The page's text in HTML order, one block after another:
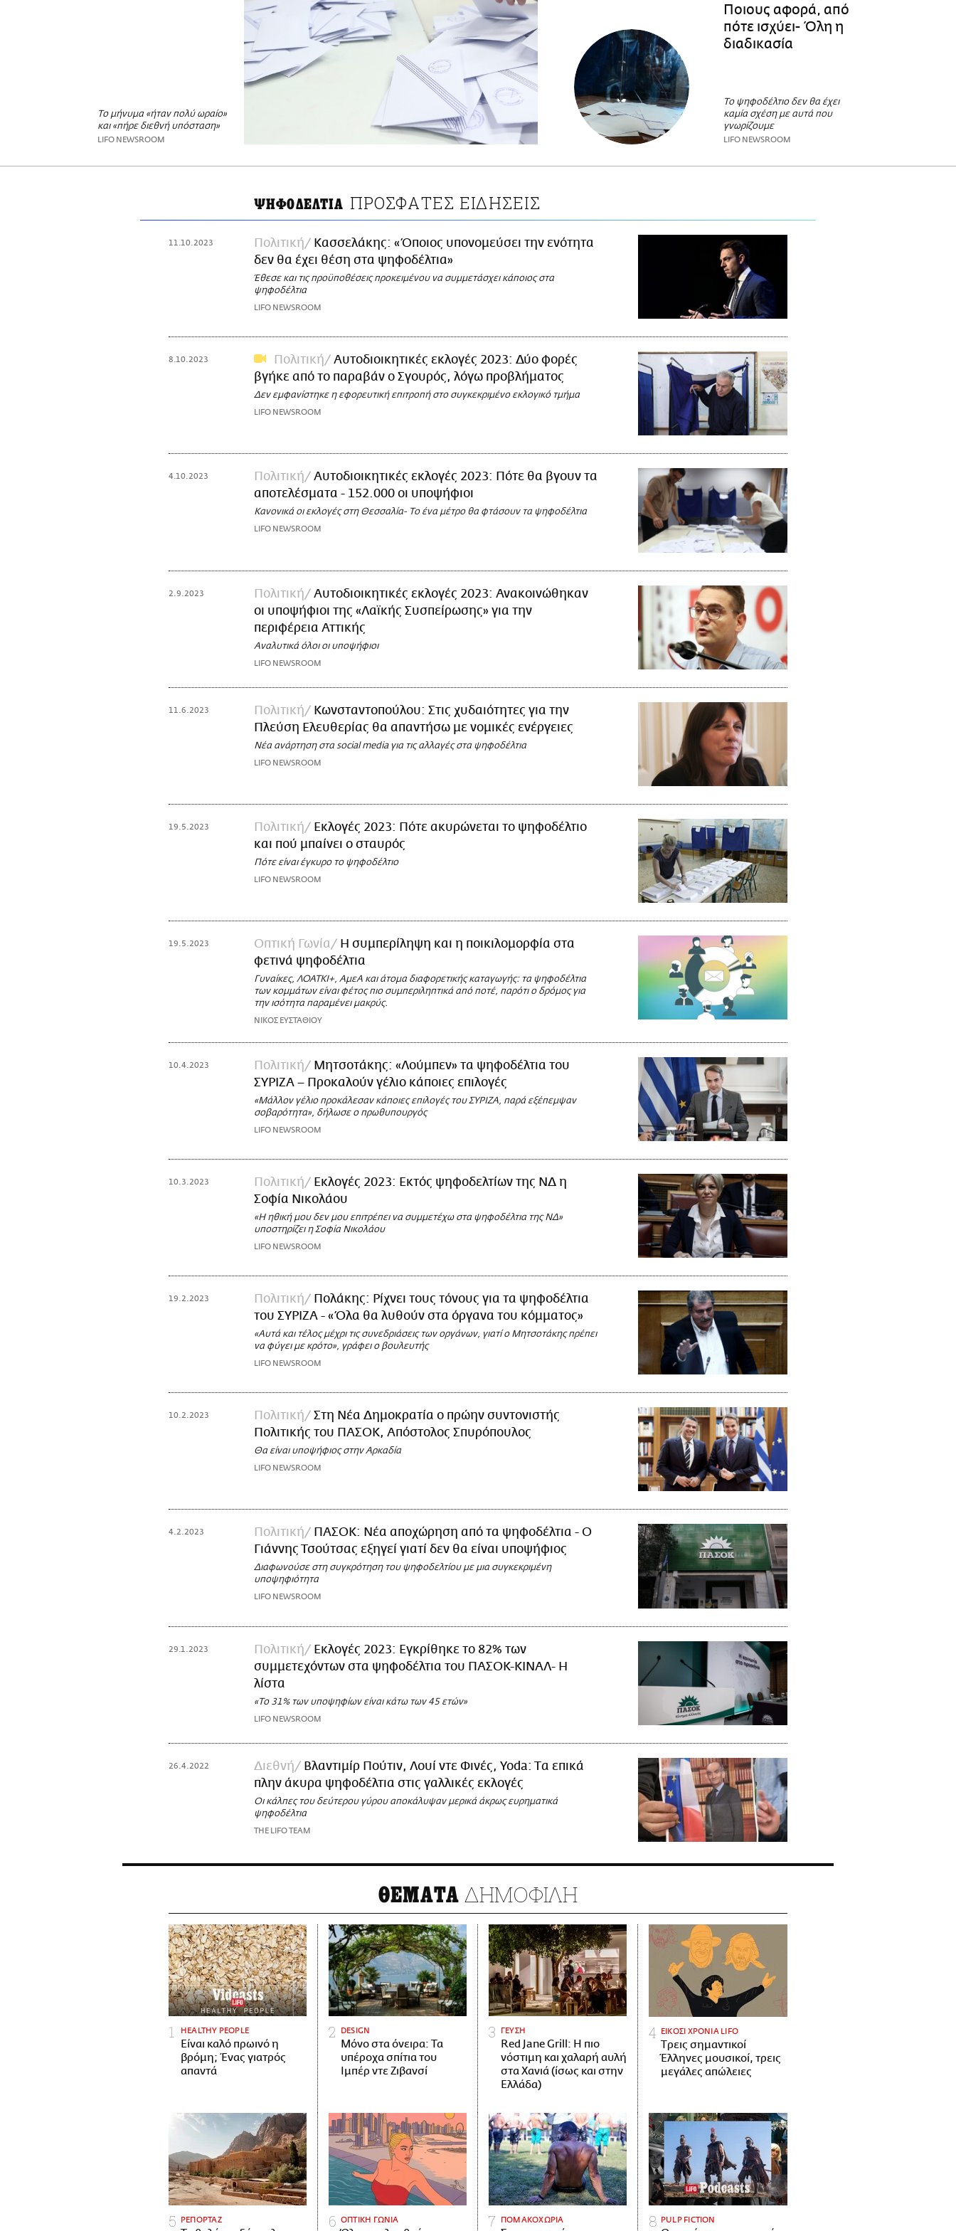
Το μήνυμα «ήταν πολύ ωραίο»
και «πήρε διεθνή υπόσταση»
LIFO NEWSROOM
Ποιους αφορά, από
πότε ισχύει- Όλη η
διαδικασία
Το ψηφοδέλτιο δεν θα έχει
καμία σχέση με αυτά που
γνωρίζουμε
LIFO NEWSROOM
ΨΗΦΟΔΕΛΤΙΑ ΠΡΟΣΦΑΤΕΣ ΕΙΔΗΣΕΙΣ
11.10.2023 Πολιτική
Κασσελάκης: «Όποιος υπονομεύσει την ενότητα
δεν θα έχει θέση στα ψηφοδέλτια»
Έθεσε και τις προϋποθέσεις προκειμένου να συμμετάσχει κάποιος στα
ψηφοδέλτια
LIFO NEWSROOM
8.10.2023 Πολιτική
Αυτοδιοικητικές εκλογές 2023: Δύο φορές
βγήκε από το παραβάν ο Σγουρός, λόγω προβλήματος
Δεν εμφανίστηκε η εφορευτική επιτροπή στο συγκεκριμένο εκλογικό τμήμα
LIFO NEWSROOM
4.10.2023 Πολιτική
Αυτοδιοικητικές εκλογές 2023: Πότε θα βγουν τα
αποτελέσματα - 152.000 οι υποψήφιοι
Κανονικά οι εκλογές στη Θεσσαλία- Το ένα μέτρο θα φτάσουν τα ψηφοδέλτια
LIFO NEWSROOM
2.9.2023 Πολιτική
Αυτοδιοικητικές εκλογές 2023: Ανακοινώθηκαν
οι υποψήφιοι της «Λαϊκής Συσπείρωσης» για την
περιφέρεια Αττικής
Αναλυτικά όλοι οι υποψήφιοι
LIFO NEWSROOM
11.6.2023 Πολιτική
Κωνσταντοπούλου: Στις χυδαιότητες για την
Πλεύση Ελευθερίας θα απαντήσω με νομικές ενέργειες
Νέα ανάρτηση στα social media για τις αλλαγές στα ψηφοδέλτια
LIFO NEWSROOM
19.5.2023 Πολιτική
Εκλογές 2023: Πότε ακυρώνεται το ψηφοδέλτιο
και πού μπαίνει ο σταυρός
Πότε είναι έγκυρο το ψηφοδέλτιο
LIFO NEWSROOM
19.5.2023 Οπτική Γωνία
Η συμπερίληψη και η ποικιλομορφία στα
φετινά ψηφοδέλτια
Γυναίκες, ΛΟΑΤΚΙ+, ΑμεΑ και άτομα διαφορετικής καταγωγής: τα ψηφοδέλτια
των κομμάτων είναι φέτος πιο συμπεριληπτικά από ποτέ, παρότι ο δρόμος για
την ισότητα παραμένει μακρύς.
ΝΙΚΟΣ ΕΥΣΤΑΘΙΟΥ
10.4.2023 Πολιτική
Μητσοτάκης: «Λούμπεν» τα ψηφοδέλτια του
ΣΥΡΙΖΑ – Προκαλούν γέλιο κάποιες επιλογές
«Μάλλον γέλιο προκάλεσαν κάποιες επιλογές του ΣΥΡΙΖΑ, παρά εξέπεμψαν
σοβαρότητα», δήλωσε ο πρωθυπουργός
LIFO NEWSROOM
10.3.2023 Πολιτική
Εκλογές 2023: Εκτός ψηφοδελτίων της ΝΔ η
Σοφία Νικολάου
«Η ηθική μου δεν μου επιτρέπει να συμμετέχω στα ψηφοδέλτια της ΝΔ»
υποστηρίζει η Σοφία Νικολάου
LIFO NEWSROOM
19.2.2023 Πολιτική
Πολάκης: Ρίχνει τους τόνους για τα ψηφοδέλτια
του ΣΥΡΙΖΑ - «Όλα θα λυθούν στα όργανα του κόμματος»
«Αυτά και τέλος μέχρι τις συνεδριάσεις των οργάνων, γιατί ο Μητσοτάκης πρέπει
να φύγει με κρότο», γράφει ο βουλευτής
LIFO NEWSROOM
10.2.2023 Πολιτική
Στη Νέα Δημοκρατία ο πρώην συντονιστής
Πολιτικής του ΠΑΣΟΚ, Απόστολος Σπυρόπουλος
Θα είναι υποψήφιος στην Αρκαδία
LIFO NEWSROOM
4.2.2023 Πολιτική
ΠΑΣΟΚ: Νέα αποχώρηση από τα ψηφοδέλτια - Ο
Γιάννης Τσούτσας εξηγεί γιατί δεν θα είναι υποψήφιος
Διαφωνούσε στη συγκρότηση του ψηφοδελτίου με μια συγκεκριμένη
υποψηφιότητα
LIFO NEWSROOM
29.1.2023 Πολιτική
Εκλογές 2023: Εγκρίθηκε το 82% των
συμμετεχόντων στα ψηφοδέλτια του ΠΑΣΟΚ-ΚΙΝΑΛ- Η
λίστα
«Το 31% των υποψηφίων είναι κάτω των 45 ετών»
LIFO NEWSROOM
26.4.2022 Διεθνή
Βλαντιμίρ Πούτιν, Λουί ντε Φινές, Yoda: Tα επικά
πλην άκυρα ψηφοδέλτια στις γαλλικές εκλογές
Οι κάλπες του δεύτερου γύρου αποκάλυψαν μερικά άκρως ευρηματικά
ψηφοδέλτια
THE LIFO TEAM
ΘΕΜΑΤΑ ΔΗΜΟΦΙΛΗ
HEALTHY PEOPLE
Είναι καλό πρωινό η
βρόμη; Ένας γιατρός
απαντά
DESIGN
Μόνο στα όνειρα: Τα
υπέροχα σπίτια του
Ιμπέρ ντε Ζιβανσί
ΓΕΥΣΗ
Red Jane Grill: Η πιο
νόστιμη και χαλαρή αυλή
στα Χανιά (ίσως και στην
Ελλάδα)
ΕΙΚΟΣΙ ΧΡΟΝΙΑ LIFO
Tρεις σημαντικοί
Έλληνες μουσικοί, τρεις
μεγάλες απώλειες
ΡΕΠΟΡΤΑΖ ΟΠΤΙΚΗ ΓΩΝΙΑ ΠΟΜΑΚΟΧΩΡΙΑ PULP FICTION